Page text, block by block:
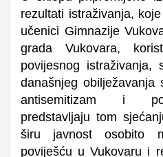
rezultati istraživanja,
učenici Gimnazije
grada Vukovara,
povijesnog istraživanja,
današnjeg
antisemitizam i
predstavljaju tom
širu javnost osobito
poviješću u Vukovaru i